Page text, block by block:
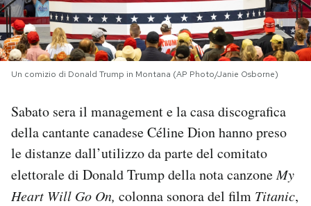
PODCAST
NEWSLETTER
I MIEI PREFERITI
Un comizio di Donald Trump in Montana (AP Photo/Janie Osborne)
Sabato sera il management e la casa discografica
della cantante canadese Céline Dion hanno preso
le distanze dall’utilizzo da parte del comitato
elettorale di Donald Trump della nota canzoneMy
Heart Will Go On, colonna sonora del film Titanic,